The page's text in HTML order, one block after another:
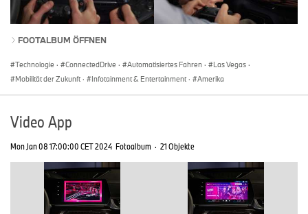
FOOTALBUM ÖFFNEN
Technologie · ConnectedDrive · Automatisiertes Fahren · Las Vegas ·
Mobilität der Zukunft · Infotainment & Entertainment · Amerika
Video App
Mon Jan 08 17:00:00 CET 2024 Fotoalbum · 21 Objekte